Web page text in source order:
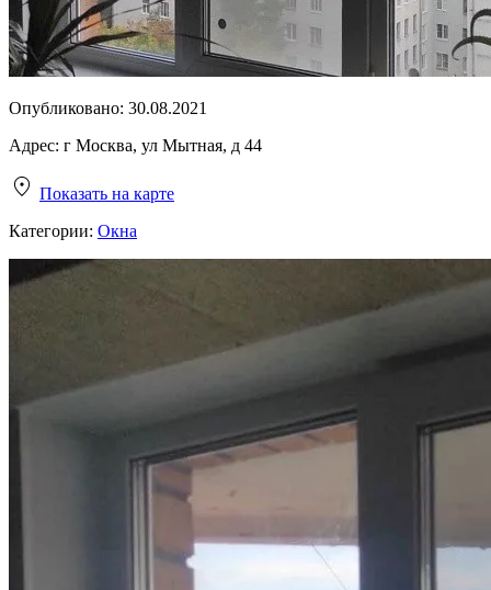
Опубликовано: 30.08.2021
Адрес: г Москва, ул Мытная, д 44
Показать на карте
Категории: Окна